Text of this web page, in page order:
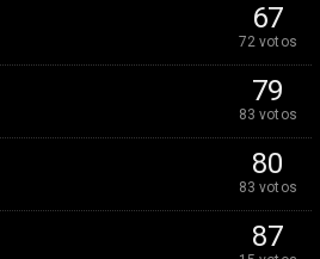
67
72 votos
79
83 votos
80
83 votos
87